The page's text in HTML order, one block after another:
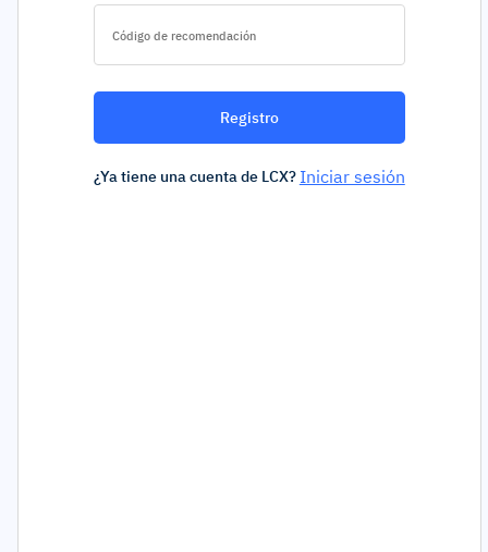
Registro
¿Ya tiene una cuenta de LCX? Iniciar sesión